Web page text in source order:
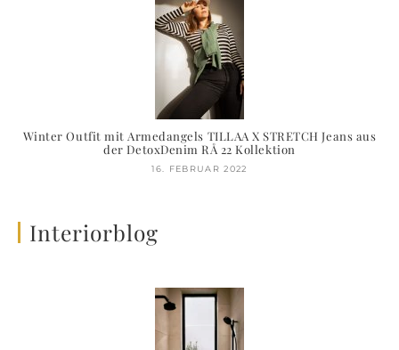
Winter Outfit mit Armedangels TILLAA X STRETCH Jeans aus
der DetoxDenim RÅ 22 Kollektion
16. FEBRUAR 2022
Interiorblog